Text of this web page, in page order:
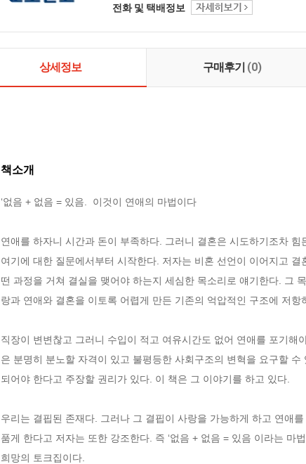
전화 및 택배정보
상세정보 구매후기 (0)
책소개
‘없음 + 없음 = 있음.  이것이 연애의 마법이다
연애를 하자니 시간과 돈이 부족하다. 그러니 결혼은 시도하기조차
여기에 대한 질문에서부터 시작한다. 저자는 비혼 선언이 이어지고
떤 과정을 거쳐 결실을 맺어야 하는지 세심한 목소리로 얘기한다. 그
랑과 연애와 결혼을 이토록 어렵게 만든 기존의 억압적인 구조에 저항
직장이 변변찮고 그러니 수입이 적고 여유시간도 없어 연애를 포기
은 분명히 분노할 자격이 있고 불평등한 사회구조의 변혁을 요구할
되어야 한다고 주장할 권리가 있다. 이 책은 그 이야기를 하고 있다.
우리는 결핍된 존재다. 그러나 그 결핍이 사랑을 가능하게 하고 연애
품게 한다고 저자는 또한 강조한다. 즉 ‘없음 + 없음 = 있음 이라는
희망의 토크집이다.